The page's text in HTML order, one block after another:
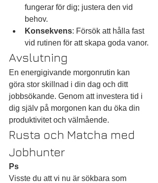
fungerar för dig; justera den vid
behov.
Konsekvens: Försök att hålla fast
vid rutinen för att skapa goda vanor.
Avslutning
En energigivande morgonrutin kan
göra stor skillnad i din dag och ditt
jobbsökande. Genom att investera tid i
dig själv på morgonen kan du öka din
produktivitet och välmående.
Rusta och Matcha med
Jobhunter
Ps
Visste du att vi nu är sökbara som